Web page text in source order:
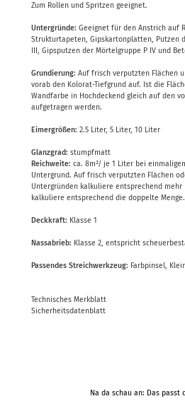
Zum Rollen und Spritzen geeignet.
Untergründe: Geeignet für den Anstrich auf
Strukturtapeten, Gipskartonplatten, Putzen
III, Gipsputzen der Mörtelgruppe P IV und
Grundierung: Auf frisch verputzten Flächen
vorab den Kolorat-Tiefgrund auf. Ist die
Wandfarbe in Hochdeckend gleich auf den
aufgetragen werden.
Eimergrößen: 2.5 Liter, 5 Liter, 10 Liter
Glanzgrad: stumpfmatt
Reichweite: ca. 8m²/ je 1 Liter bei
Untergrund. Auf frisch verputzten Flächen
Untergründen kalkuliere entsprechend
kalkuliere entsprechend die doppelte Menge.
Deckkraft: Klasse 1
Nassabrieb: Klasse 2, entspricht
Passendes Streichwerkzeug: Farbpinsel,
Technisches Merkblatt
Sicherheitsdatenblatt
Na da schau an: Das passt